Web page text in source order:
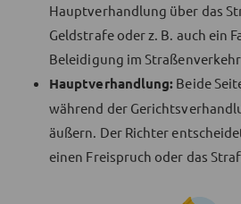
Hauptverhandlung über das
Geldstrafe oder z. B. auch ein
Beleidigung im
Hauptverhandlung: Beide
während der
äußern. Der Richter
einen Freispruch oder das